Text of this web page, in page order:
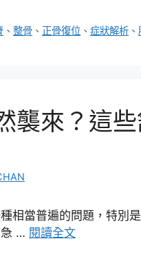
、整骨 、 正骨復位 、症狀解析 、
襲來？這
相當普遍的問題，特別
急 … 閱讀全文